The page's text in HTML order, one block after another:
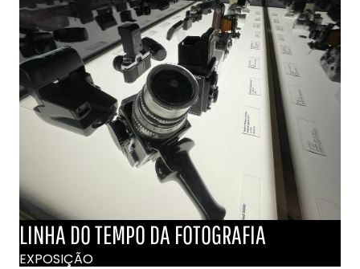
LINHA DO TEMPO DA FOTOGRAFIA
EXPOSIÇÃO